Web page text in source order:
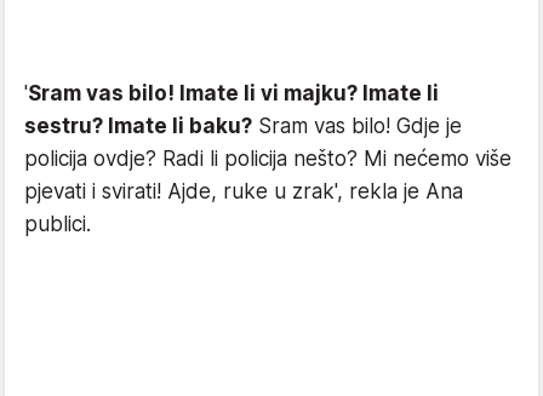
'Sram vas bilo! Imate li vi majku? Imate li
sestru? Imate li baku? Sram vas bilo! Gdje je
policija ovdje? Radi li policija nešto? Mi nećemo više
pjevati i svirati! Ajde, ruke u zrak', rekla je Ana
publici.